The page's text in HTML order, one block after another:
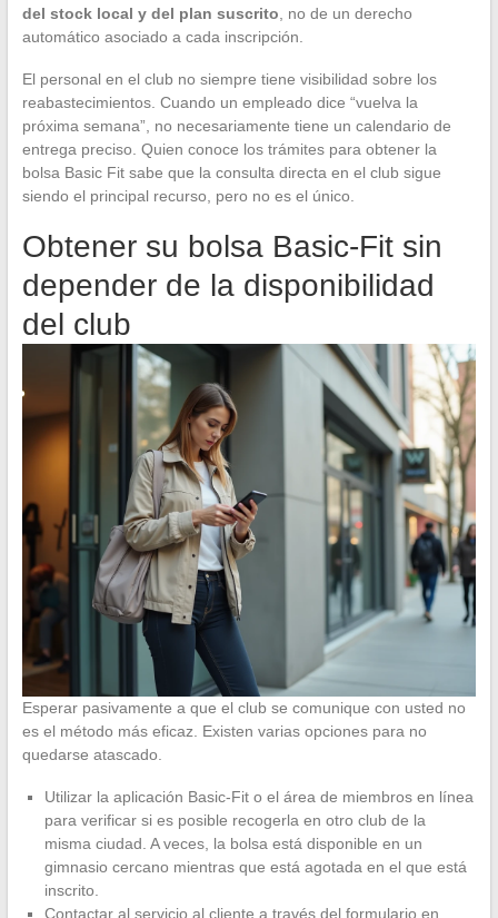
del stock local y del plan suscrito , no de un derecho
automático asociado a cada inscripción.
El personal en el club no siempre tiene visibilidad sobre los
reabastecimientos. Cuando un empleado dice “vuelva la
próxima semana”, no necesariamente tiene un calendario de
entrega preciso. Quien conoce los trámites para obtener la
bolsa Basic Fit sabe que la consulta directa en el club sigue
siendo el principal recurso, pero no es el único.
Obtener su bolsa Basic-Fit sin
depender de la disponibilidad
del club
Esperar pasivamente a que el club se comunique con usted no
es el método más eficaz. Existen varias opciones para no
quedarse atascado.
Utilizar la aplicación Basic-Fit o el área de miembros en línea
para verificar si es posible recogerla en otro club de la
misma ciudad. A veces, la bolsa está disponible en un
gimnasio cercano mientras que está agotada en el que está
inscrito.
Contactar al servicio al cliente a través del formulario en